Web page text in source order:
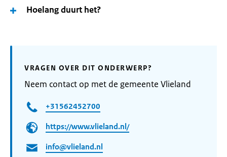
Hoelang duurt het?
VRAGEN OVER DIT ONDERWERP?
Neem contact op met de gemeente Vlieland
+31562452700
https://www.vlieland.nl/
info@vlieland.nl